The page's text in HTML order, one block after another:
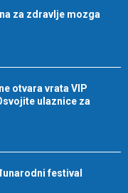
za zdravlje mozga
otvara vrata VIP
ulaznice za
festival